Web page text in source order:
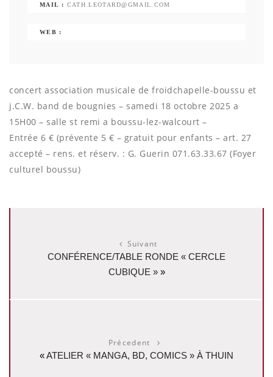
MAIL : CATH.LEOTARD@GMAIL.COM
WEB :
concert association musicale de froidchapelle-boussu et
j.C.W. band de bougnies – samedi 18 octobre 2025 a
15H00 – salle st remi a boussu-lez-walcourt –
Entrée 6 € (prévente 5 € – gratuit pour enfants – art. 27
accepté – rens. et réserv. : G. Guerin 071.63.33.67 (Foyer
culturel boussu)
Suivant
CONFÉRENCE/TABLE RONDE « CERCLE
CUBIQUE »»
Précedent
«ATELIER « MANGA, BD, COMICS » À THUIN